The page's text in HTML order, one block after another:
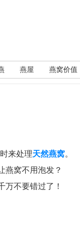
燕屋 燕窝价值
来处理天然燕窝。
燕窝不用泡发？
万不要错过了！